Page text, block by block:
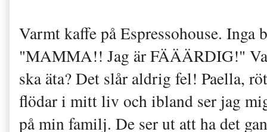
Varmt kaffe på Espressohouse. Inga
"MAMMA!! Jag är FÄÄÄRDIG!"
ska äta? Det slår aldrig fel! Paella,
flödar i mitt liv och ibland ser jag
på min familj. De ser ut att ha det